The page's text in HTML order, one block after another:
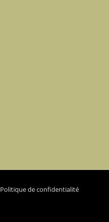
Politique de confidentialité